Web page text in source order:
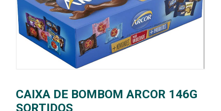
CAIXA DE BOMBOM ARCOR 146G
SORTIDOS